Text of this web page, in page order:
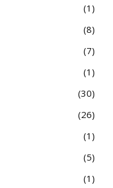
1
8
7
1
30
26
1
5
1